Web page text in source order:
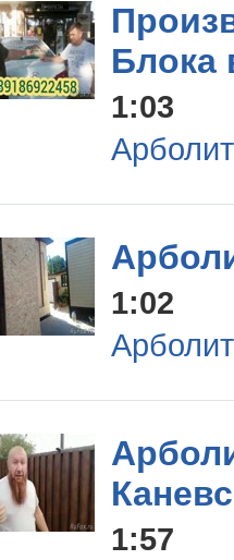
Блока
1:03
1:02
1:57